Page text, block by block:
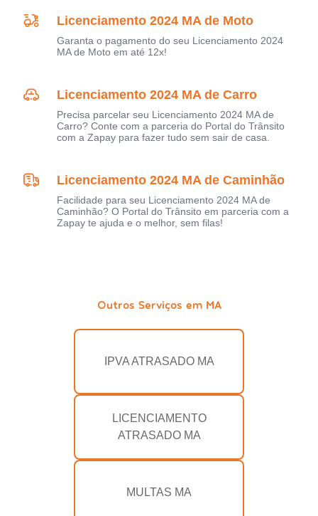
Licenciamento 2024 MA de Moto
Garanta o pagamento do seu Licenciamento 2024
MA de Moto em até 12x!
Licenciamento 2024 MA de Carro
Precisa parcelar seu Licenciamento 2024 MA de
Carro? Conte com a parceria do Portal do Trânsito
com a Zapay para fazer tudo sem sair de casa.
Licenciamento 2024 MA de Caminhão
Facilidade para seu Licenciamento 2024 MA de
Caminhão? O Portal do Trânsito em parceria com a
Zapay te ajuda e o melhor, sem filas!
Outros Serviços em MA
IPVA ATRASADO MA
LICENCIAMENTO
ATRASADO MA
MULTAS MA